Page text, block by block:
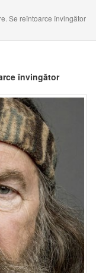
Se reîntoarce învingător
învingător